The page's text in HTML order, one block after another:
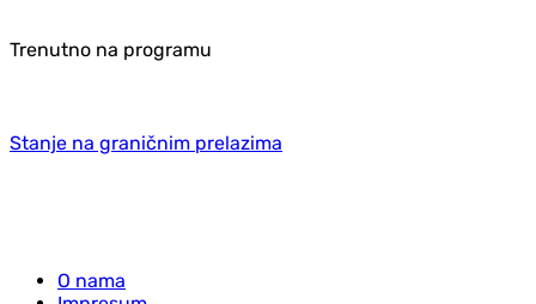
Trenutno na programu
Stanje na graničnim prelazima
O nama